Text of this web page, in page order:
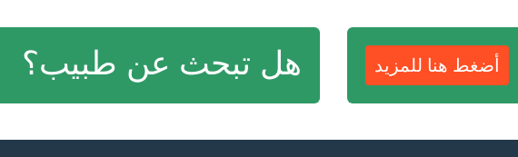
هل تبحث عن طبيب؟ أضغط هنا للمزيد